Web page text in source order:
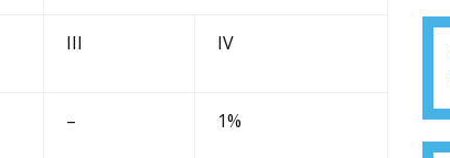
III IV
– 1%